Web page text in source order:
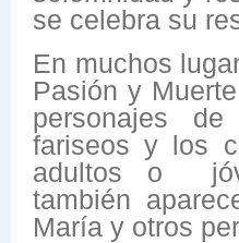
se celebra su
En muchos
Pasión y
personajes
fariseos y los
adultos o
también
María y otros